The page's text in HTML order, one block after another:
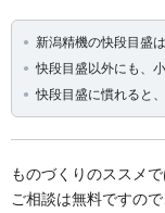
新潟精機の快段目盛
快段目盛以外にも、
快段目盛に慣れると
ものづくりのススメ
ご相談は無料ですの